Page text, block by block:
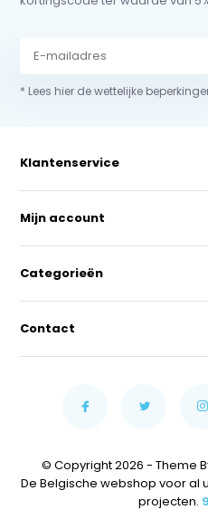
* Lees hier de wettelijke
Klantenservice
Mijn account
Categorieën
Contact
© Copyright 2026 - Theme
De Belgische webshop voor
projecten.